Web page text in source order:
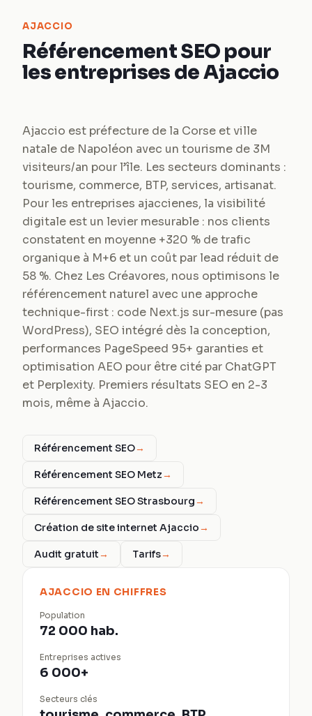
AJACCIO
Référencement SEO pour
les entreprises de Ajaccio
Ajaccio est préfecture de la Corse et ville
natale de Napoléon avec un tourisme de 3M
visiteurs/an pour l’île. Les secteurs dominants :
tourisme, commerce, BTP, services, artisanat.
Pour les entreprises ajaccienes, la visibilité
digitale est un levier mesurable : nos clients
constatent en moyenne +320 % de trafic
organique à M+6 et un coût par lead réduit de
58 %. Chez Les Créavores, nous optimisons le
référencement naturel avec une approche
technique-first : code Next.js sur-mesure (pas
WordPress), SEO intégré dès la conception,
performances PageSpeed 95+ garanties et
optimisation AEO pour être cité par ChatGPT
et Perplexity. Premiers résultats SEO en 2-3
mois, même à Ajaccio.
Référencement SEO→
Référencement SEO Metz→
Référencement SEO Strasbourg→
Création de site internet Ajaccio→
Audit gratuit→ Tarifs→
AJACCIO EN CHIFFRES
Population
72 000 hab.
Entreprises actives
6 000+
Secteurs clés